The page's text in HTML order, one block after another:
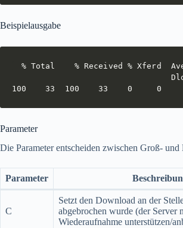
Beispielausgabe
% Total    % Received % Xferd
100    33  100    33    0     0
Parameter
Die Parameter entscheiden zwischen Groß-
Parameter
C
Setzt den Download an der
abgebrochen wurde (der Server
Wiederaufnahme unterstützen/